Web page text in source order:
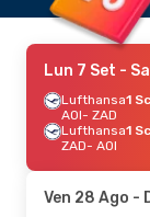
Lun 7 Set -
Lufthansa1
AOI- ZAD
Lufthansa1
ZAD- AOI
Ven 28 Ago -